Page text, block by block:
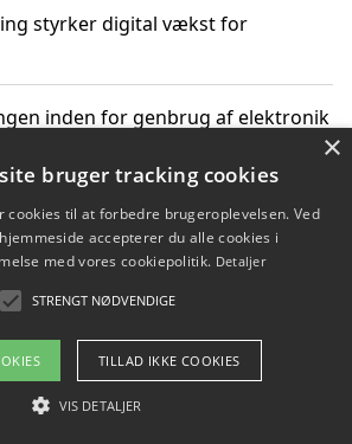
styrker digital vækst for
inden for genbrug af elektronik
2026 - Pilanto Aps
×
bruger tracking cookies
cookies til at forbedre brugeroplevelsen. Ved
accepterer du alle cookies i
med vores cookiepolitik. Detaljer
STRENGT NØDVENDIGE
TILLAD IKKE COOKIES
VIS DETALJER